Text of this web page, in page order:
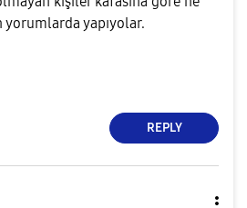
yorumlarda yapıyolar.
REPLY